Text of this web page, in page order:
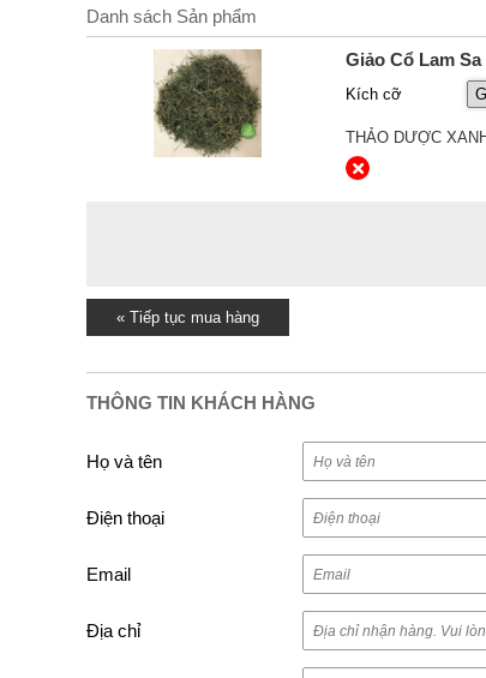
Danh sách Sản phẩm
Giảo Cổ Lam
Kích cỡ
THẢO DƯỢC
« Tiếp tục mua hàng
THÔNG TIN KHÁCH HÀNG
Họ và tên
Điện thoại
Email
Địa chỉ